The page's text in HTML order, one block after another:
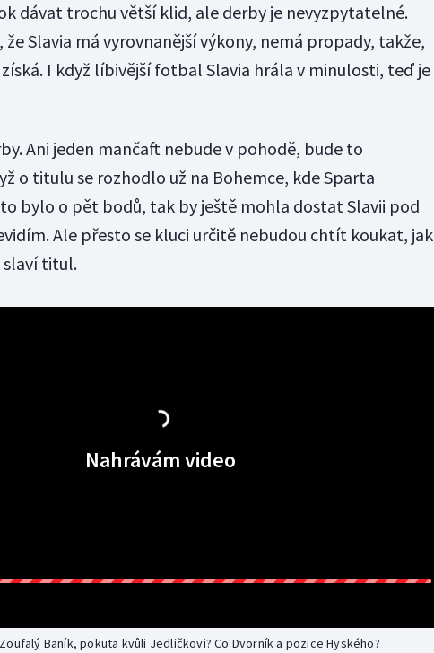
dávat trochu větší klid, ale derby je nevyzpytatelné.
že Slavia má vyrovnanější výkony, nemá propady, takže,
I když líbivější fotbal Slavia hrála v minulosti, teď je
Ani jeden mančaft nebude v pohodě, bude to
o titulu se rozhodlo už na Bohemce, kde Sparta
bylo o pět bodů, tak by ještě mohla dostat Slavii pod
Ale přesto se kluci určitě nebudou chtít koukat, jak
slaví titul.
Nahrávám video
Baník, pokuta kvůli Jedličkovi? Co Dvorník a pozice Hyského?